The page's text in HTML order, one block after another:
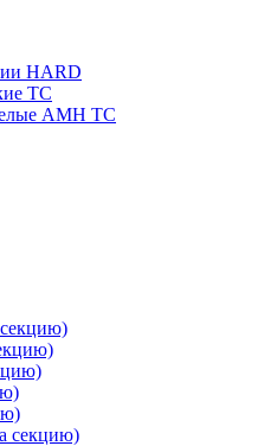
HARD
ТС
AMH TC
секцию)